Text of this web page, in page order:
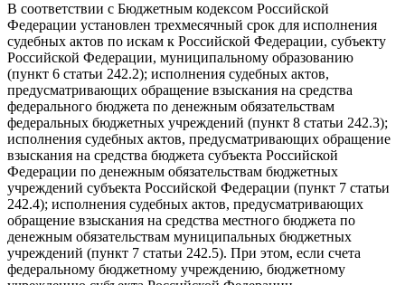
В соответствии с Бюджетным кодексом Российской
Федерации установлен трехмесячный срок для исполнения
судебных актов по искам к Российской Федерации, субъекту
Российской Федерации, муниципальному образованию
(пункт 6 статьи 242.2); исполнения судебных актов,
предусматривающих обращение взыскания на средства
федерального бюджета по денежным обязательствам
федеральных бюджетных учреждений (пункт 8 статьи 242.3);
исполнения судебных актов, предусматривающих обращение
взыскания на средства бюджета субъекта Российской
Федерации по денежным обязательствам бюджетных
учреждений субъекта Российской Федерации (пункт 7 статьи
242.4); исполнения судебных актов, предусматривающих
обращение взыскания на средства местного бюджета по
денежным обязательствам муниципальных бюджетных
учреждений (пункт 7 статьи 242.5). При этом, если счета
федеральному бюджетному учреждению, бюджетному